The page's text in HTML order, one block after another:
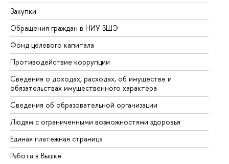
Закупки
Обращения граждан в НИУ ВШЭ
Фонд целевого капитала
Противодействие коррупции
Сведения о доходах, расходах, об имуществе и
обязательствах имущественного характера
Сведения об образовательной организации
Людям с ограниченными возможностями здоровья
Единая платежная страница
Работа в Вышке